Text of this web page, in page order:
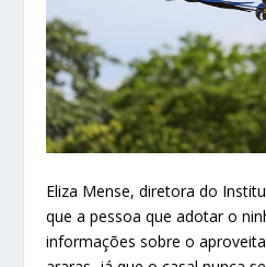
Eliza Mense, diretora do
que a pessoa que adotar o
informações sobre o